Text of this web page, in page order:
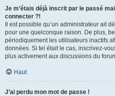
Je m’étais déjà inscrit par le passé
connecter ?!
Il est possible qu’un administrateur ait
pour une quelconque raison. De plus,
périodiquement les utilisateurs inactifs
données. Si tel était le cas, inscrivez-
plus activement aux discussions du
Haut
J’ai perdu mon mot de passe !